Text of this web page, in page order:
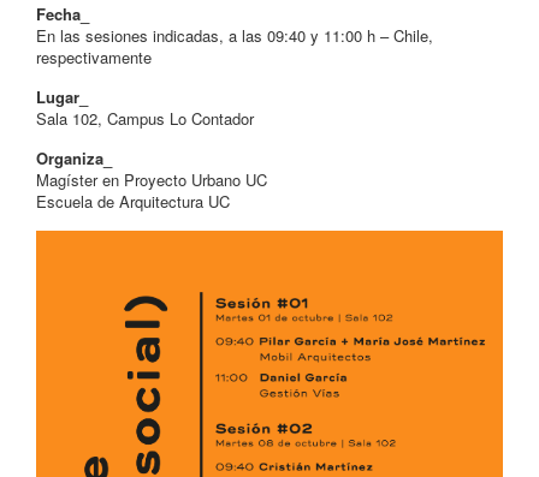
Fecha_
En las sesiones indicadas, a las 09:40 y 11:00 h – Chile,
respectivamente
Lugar_
Sala 102, Campus Lo Contador
Organiza_
Magíster en Proyecto Urbano UC
Escuela de Arquitectura UC